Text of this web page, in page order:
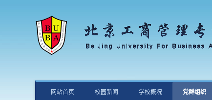
网站首页 校园新闻 学校概况 党群组织